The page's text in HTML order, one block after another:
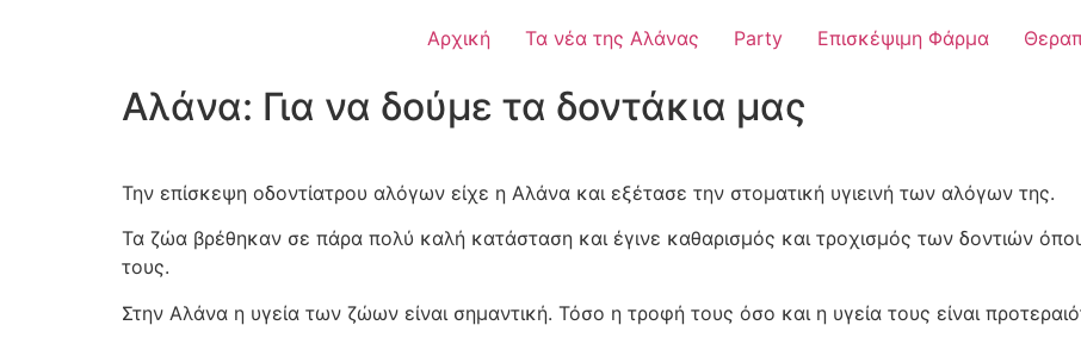
Αρχική Τα νέα της Αλάνας Party Επισκέψιμη Φάρμα
Αλάνα: Για να δούμε τα δοντάκια μας
Την επίσκεψη οδοντίατρου αλόγων είχε η Αλάνα και εξέτασε την στοματική υγιεινή των αλόγων της.
Τα ζώα βρέθηκαν σε πάρα πολύ καλή κατάσταση και έγινε καθαρισμός και τροχισμός των δοντιών
τους.
Στην Αλάνα η υγεία των ζώων είναι σημαντική. Τόσο η τροφή τους όσο και η υγεία τους είναι